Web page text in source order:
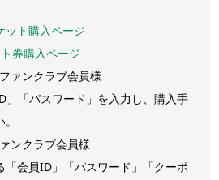
ット購入ページ
券購入ページ
ァンクラブ会員様
」「パスワード」を入力し、購入手
ンクラブ会員様
「会員ID」「パスワード」「クーポ